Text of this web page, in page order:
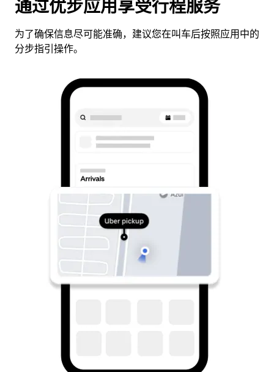
通过优步应用享受行程服务
为了确保信息尽可能准确，建议您在叫车后按照应用中的
分步指引操作。